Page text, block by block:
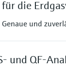
die
und
und QF-